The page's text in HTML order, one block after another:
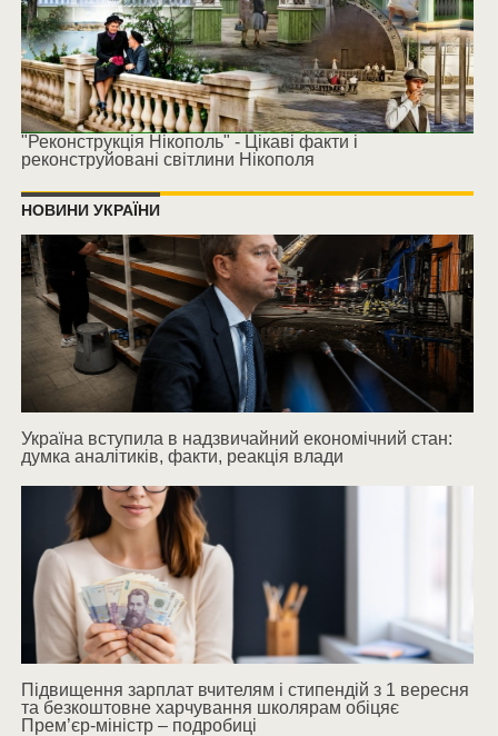
"Реконструкція Нікополь" - Цікаві факти і
реконструйовані світлини Нікополя
НОВИНИ УКРАЇНИ
Україна вступила в надзвичайний економічний стан:
думка аналітиків, факти, реакція влади
Підвищення зарплат вчителям і стипендій з 1 вересня
та безкоштовне харчування школярам обіцяє
Прем’єр-міністр – подробиці